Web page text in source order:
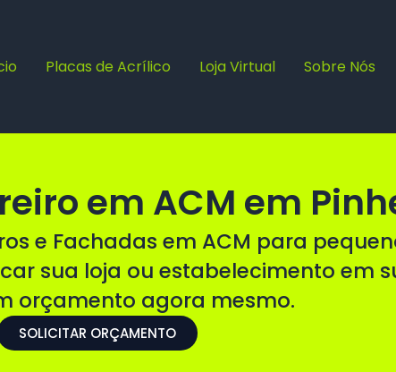
Placas de Acrílico Loja Virtual Sobre Nós
em ACM em
e Fachadas em ACM para
sua loja ou estabelecimento em
orçamento agora mesmo.
SOLICITAR ORÇAMENTO